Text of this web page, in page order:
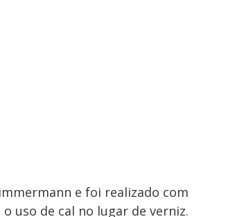
e foi realizado com
uso de cal no lugar de verniz.